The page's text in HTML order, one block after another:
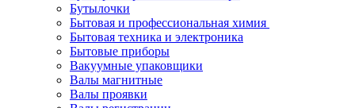
Бутылочки
Бытовая и профессиональная химия
Бытовая техника и электроника
Бытовые приборы
Вакуумные упаковщики
Валы магнитные
Валы проявки